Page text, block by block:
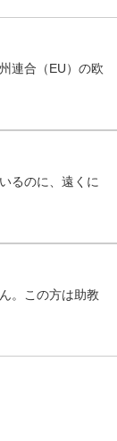
連合（EU）の欧
るのに、遠くに
。この方は助教